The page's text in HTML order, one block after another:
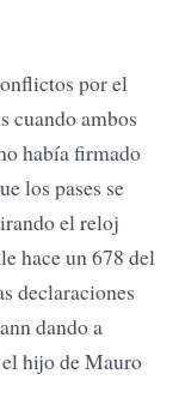
por el
cuando ambos
había firmado
los pases se
el reloj
hace un 678 del
declaraciones
dando a
hijo de Mauro